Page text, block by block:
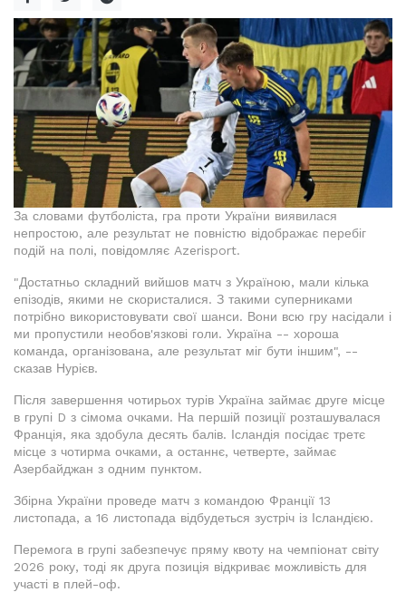
За словами футболіста, гра проти України виявилася
непростою, але результат не повністю відображає перебіг
подій на полі, повідомляє Azerisport.
"Достатньо складний вийшов матч з Україною, мали кілька
епізодів, якими не скористалися. З такими суперниками
потрібно використовувати свої шанси. Вони всю гру насідали і
ми пропустили необов'язкові голи. Україна -- хороша
команда, організована, але результат міг бути іншим", --
сказав Нурієв.
Після завершення чотирьох турів Україна займає друге місце
в групі D з сімома очками. На першій позиції розташувалася
Франція, яка здобула десять балів. Ісландія посідає третє
місце з чотирма очками, а останнє, четверте, займає
Азербайджан з одним пунктом.
Збірна України проведе матч з командою Франції 13
листопада, а 16 листопада відбудеться зустріч із Ісландією.
Перемога в групі забезпечує пряму квоту на чемпіонат світу
2026 року, тоді як друга позиція відкриває можливість для
участі в плей-оф.